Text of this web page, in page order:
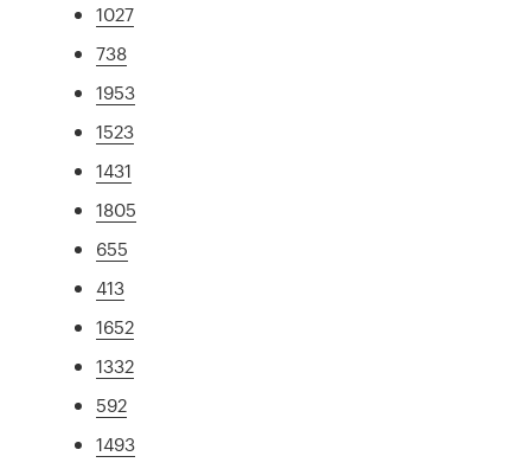
1027
738
1953
1523
1431
1805
655
413
1652
1332
592
1493